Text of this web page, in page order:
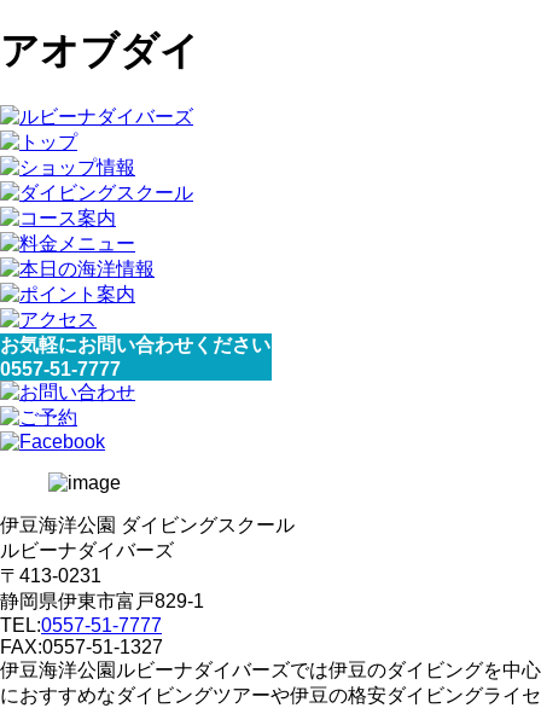
アオブダイ
お気軽にお問い合わせください
0557-51-7777
伊豆海洋公園 ダイビングスクール
ルビーナダイバーズ
〒413-0231
静岡県伊東市富戸829-1
TEL:0557-51-7777
FAX:0557-51-1327
伊豆海洋公園ルビーナダイバーズでは伊豆のダイビングを中心
におすすめなダイビングツアーや伊豆の格安ダイビングライセ